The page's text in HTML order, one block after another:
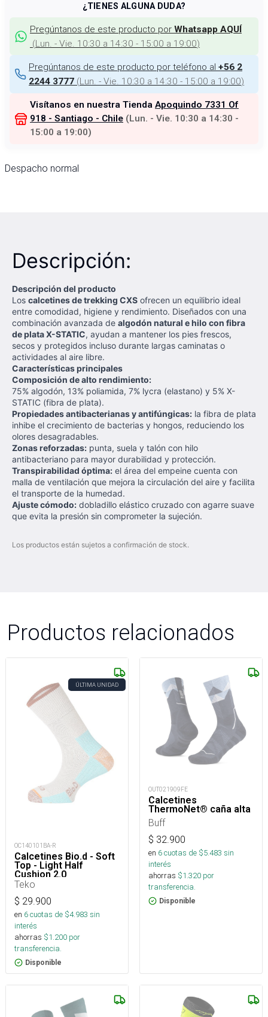
¿TIENES ALGUNA DUDA?
Pregúntanos de este producto por Whatsapp AQUÍ
(Lun. - Vie. 10:30 a 14:30 - 15:00 a 19:00)
Pregúntanos de este producto por teléfono al +56 2
2244 3777 (Lun. - Vie. 10:30 a 14:30 - 15:00 a 19:00)
Visítanos en nuestra Tienda Apoquindo 7331 Of
918 - Santiago - Chile (Lun. - Vie. 10:30 a 14:30 -
15:00 a 19:00)
Despacho normal
Descripción:
Descripción del producto
Los calcetines de trekking CXS ofrecen un equilibrio ideal
entre comodidad, higiene y rendimiento. Diseñados con una
combinación avanzada de algodón natural e hilo con fibra
de plata X-STATIC, ayudan a mantener los pies frescos,
secos y protegidos incluso durante largas caminatas o
actividades al aire libre.
Características principales
Composición de alto rendimiento:
75% algodón, 13% poliamida, 7% lycra (elastano) y 5% X-
STATIC (fibra de plata).
Propiedades antibacterianas y antifúngicas: la fibra de plata
inhibe el crecimiento de bacterias y hongos, reduciendo los
olores desagradables.
Zonas reforzadas: punta, suela y talón con hilo
antibacteriano para mayor durabilidad y protección.
Transpirabilidad óptima: el área del empeine cuenta con
malla de ventilación que mejora la circulación del aire y facilita
el transporte de la humedad.
Ajuste cómodo: dobladillo elástico cruzado con agarre suave
que evita la presión sin comprometer la sujeción.
Los productos están sujetos a confirmación de stock.
Productos relacionados
ÚLTIMA UNIDAD
OC140101BA-R
Calcetines Bio.d - Soft
Top - Light Half
Cushion 2.0
Teko
$ 29.900
en 6cuotas de $4.983 sin
interés
ahorras $1.200 por
transferencia.
Disponible
OUT021909FE
Calcetines
ThermoNet® caña alta
Buff
$ 32.900
en 6cuotas de $5.483 sin
interés
ahorras $1.320 por
transferencia.
Disponible